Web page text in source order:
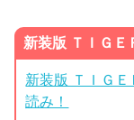
新装版 ＴＩＧＥ
新装版 ＴＩＧ
読み！